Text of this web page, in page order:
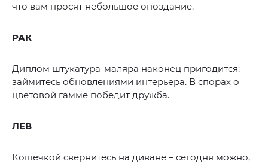
что вам просят небольшое опоздание.
РАК
Диплом штукатура-маляра наконец пригодится:
займитесь обновлениями интерьера. В спорах о
цветовой гамме победит дружба.
ЛЕВ
Кошечкой свернитесь на диване – сегодня можно,